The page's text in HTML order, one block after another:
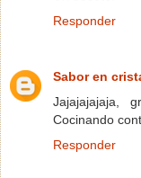
Responder
Sabor en
Jajajajajaja,
Cocinando
Responder